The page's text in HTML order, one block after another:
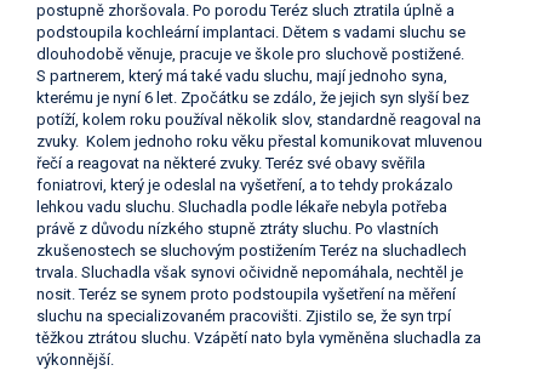
postupně zhoršovala. Po porodu Teréz sluch ztratila úplně a
podstoupila kochleární implantaci. Dětem s vadami sluchu se
dlouhodobě věnuje, pracuje ve škole pro sluchově postižené.
S partnerem, který má také vadu sluchu, mají jednoho syna,
kterému je nyní 6 let. Zpočátku se zdálo, že jejich syn slyší bez
potíží, kolem roku používal několik slov, standardně reagoval na
zvuky. Kolem jednoho roku věku přestal komunikovat mluvenou
řečí a reagovat na některé zvuky. Teréz své obavy svěřila
foniatrovi, který je odeslal na vyšetření, a to tehdy prokázalo
lehkou vadu sluchu. Sluchadla podle lékaře nebyla potřeba
právě z důvodu nízkého stupně ztráty sluchu. Po vlastních
zkušenostech se sluchovým postižením Teréz na sluchadlech
trvala. Sluchadla však synovi očividně nepomáhala, nechtěl je
nosit. Teréz se synem proto podstoupila vyšetření na měření
sluchu na specializovaném pracovišti. Zjistilo se, že syn trpí
těžkou ztrátou sluchu. Vzápětí nato byla vyměněna sluchadla za
výkonnější.